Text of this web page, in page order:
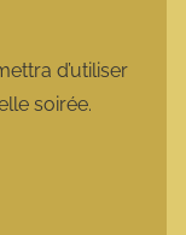
d’utiliser
soirée.